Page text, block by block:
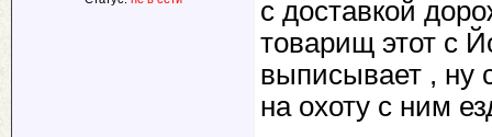
с доставкой
товарищ этот с
выписывает , ну
на охоту с ним